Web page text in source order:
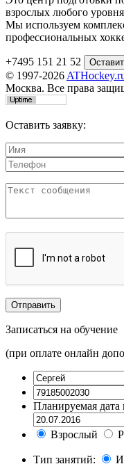
взрослых любого
Мы используем
профессиональных
+7495 151 21 52
© 1997-2026
Москва. Все права
Оставить заявку:
Записаться на обучение
(при оплате онлайн
Планируемая дата
Взрослый
Тип занятий: